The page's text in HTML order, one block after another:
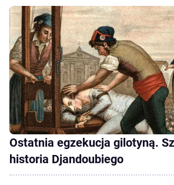
Ostatnia egzekucja gilotyną.
historia Djandoubiego